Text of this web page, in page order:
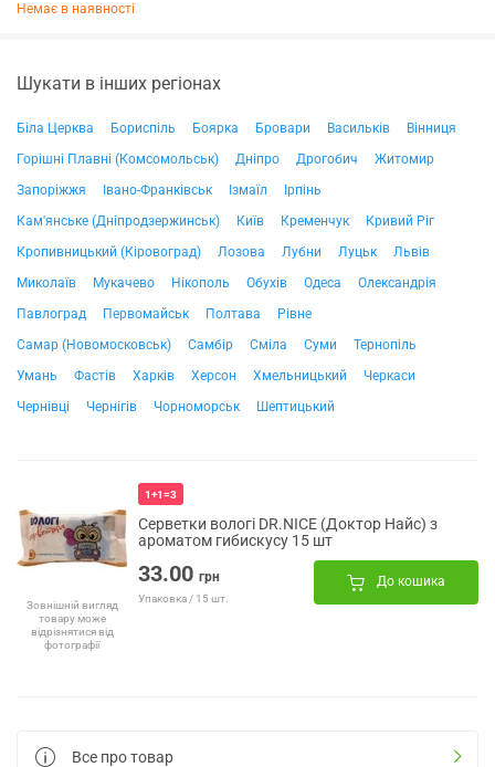
Немає в наявності
Шукати в інших регіонах
Біла Церква Бориспіль Боярка Бровари Васильків
Вінниця
Горішні Плавні (Комсомольськ)
Дніпро Дрогобич
Житомир
Запоріжжя
Івано-Франківськ Ізмаїл
Ірпінь
Кам'янське (Дніпродзержинськ)
Київ Кременчук
Кривий Ріг
Кропивницький (Кіровоград)
Лозова Лубни Луцьк
Львів
Миколаїв
Мукачево Нікополь Обухів Одеса
Олександрія
Павлоград
Первомайськ Полтава
Рівне
Самар (Новомосковськ)
Самбір Сміла Суми
Тернопіль
Умань
Фастів Харків Херсон Хмельницький
Черкаси
Чернівці
Чернігів Чорноморськ Шептицький
Зовнішній вигляд
товару може
відрізнятися від
фотографії
1+1=3
Серветки вологі DR.NICE (Доктор Найс) з
ароматом гибискусу 15 шт
33.00 грн
Упаковка / 15 шт.
До кошика
Все про товар